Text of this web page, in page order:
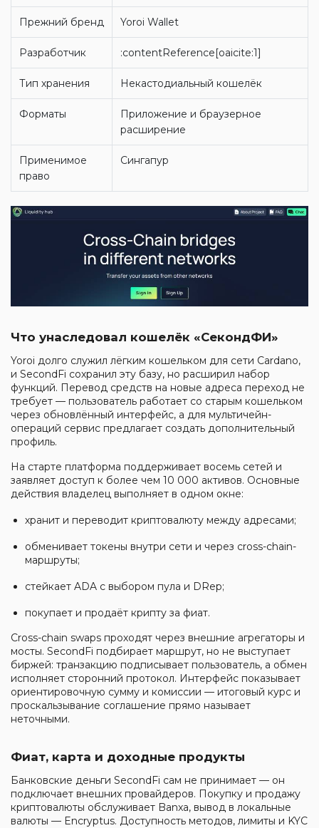
Прежний бренд Yoroi Wallet
Разработчик :contentReference[oaicite:1]
Тип хранения Некастодиальный кошелёк
Форматы
Приложение и браузерное
расширение
Применимое
право
Сингапур
Что унаследовал кошелёк «СекондФИ»
Yoroi долго служил лёгким кошельком для сети Cardano,
и SecondFi сохранил эту базу, но расширил набор
функций. Перевод средств на новые адреса переход не
требует — пользователь работает со старым кошельком
через обновлённый интерфейс, а для мультичейн-
операций сервис предлагает создать дополнительный
профиль.
На старте платформа поддерживает восемь сетей и
заявляет доступ к более чем 10 000 активов. Основные
действия владелец выполняет в одном окне:
хранит и переводит криптовалюту между адресами;
обменивает токены внутри сети и через cross-chain-
маршруты;
стейкает ADA с выбором пула и DRep;
покупает и продаёт крипту за фиат.
Cross-chain swaps проходят через внешние агрегаторы и
мосты. SecondFi подбирает маршрут, но не выступает
биржей: транзакцию подписывает пользователь, а обмен
исполняет сторонний протокол. Интерфейс показывает
ориентировочную сумму и комиссии — итоговый курс и
проскальзывание соглашение прямо называет
неточными.
Фиат, карта и доходные продукты
Банковские деньги SecondFi сам не принимает — он
подключает внешних провайдеров. Покупку и продажу
криптовалюты обслуживает Banxa, вывод в локальные
валюты — Encryptus. Доступность методов, лимиты и KYC